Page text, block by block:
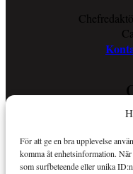
För att ge en bra upplevelse
komma åt enhetsinformation.
som surfbeteende eller unika
Så